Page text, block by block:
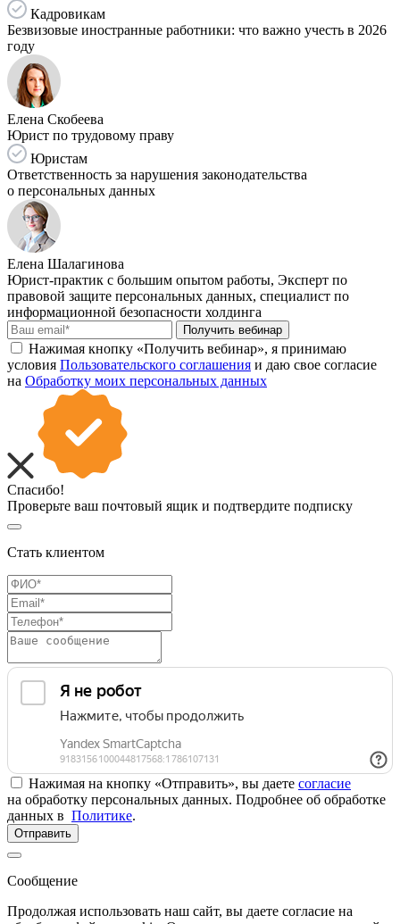
Кадровикам
Безвизовые иностранные работники: что важно учесть в 2026
году
Елена Скобеева
Юрист по трудовому праву
Юристам
Ответственность за нарушения законодательства
о персональных данных
Елена Шалагинова
Юрист-практик с большим опытом работы, Эксперт по
правовой защите персональных данных, специалист по
информационной безопасности холдинга
Получить вебинар
Нажимая кнопку «Получить вебинар», я принимаю
условия Пользовательского соглашения и даю свое согласие
на Обработку моих персональных данных
Спасибо!
Проверьте ваш почтовый ящик и подтвердите подписку
Стать клиентом
Нажимая на кнопку «Отправить», вы даете согласие
на обработку персональных данных. Подробнее об обработке
данных в Политике.
Отправить
Сообщение
Продолжая использовать наш сайт, вы даете согласие на